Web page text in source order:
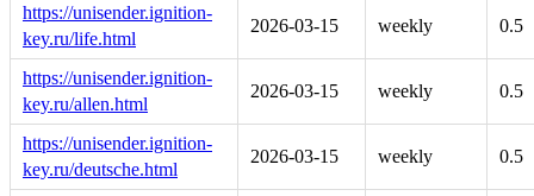
https://unisender.ignition-
key.ru/life.html
2026-03-15 weekly 0.5
https://unisender.ignition-
key.ru/allen.html
2026-03-15 weekly 0.5
https://unisender.ignition-
key.ru/deutsche.html
2026-03-15 weekly 0.5